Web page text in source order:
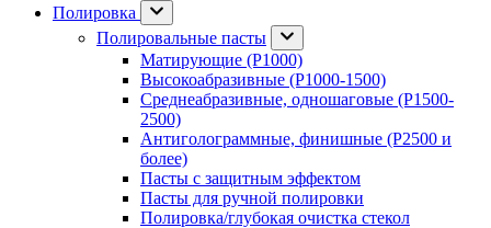
Полировка
Полировальные пасты
Матирующие (P1000)
Высокоабразивные (P1000-1500)
Среднеабразивные, одношаговые (P1500-
2500)
Антиголограммные, финишные (P2500 и
более)
Пасты с защитным эффектом
Пасты для ручной полировки
Полировка/глубокая очистка стекол